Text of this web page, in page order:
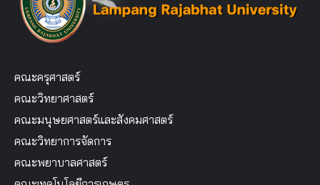
คณะครุศาสตร์
คณะวิทยาศาสตร์
คณะมนุษยศาสตร์และสังคมศาสตร์
คณะวิทยาการจัดการ
คณะพยาบาลศาสตร์